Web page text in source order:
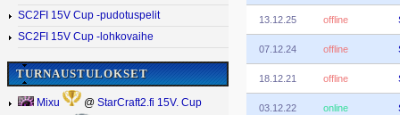
SC2FI 15V Cup -pudotuspelit
SC2FI 15V Cup -lohkovaihe
TURNAUSTULOKSET
Mixu @ StarCraft2.fi 15V. Cup
13.12.25 offline
07.12.24 offline
18.12.21 offline
03.12.22 online